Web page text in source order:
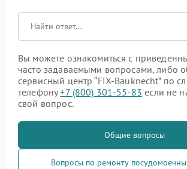
Вы можете ознакомиться с
часто задаваемыми вопросами, либо
сервисный центр “FIX-Bauknecht” по
телефону+7 (800) 301-55-83 если не
свой вопрос.
Общие вопросы
Вопросы по ремонту